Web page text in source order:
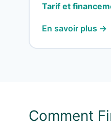
Tarif et
En savoir plus →
Comment